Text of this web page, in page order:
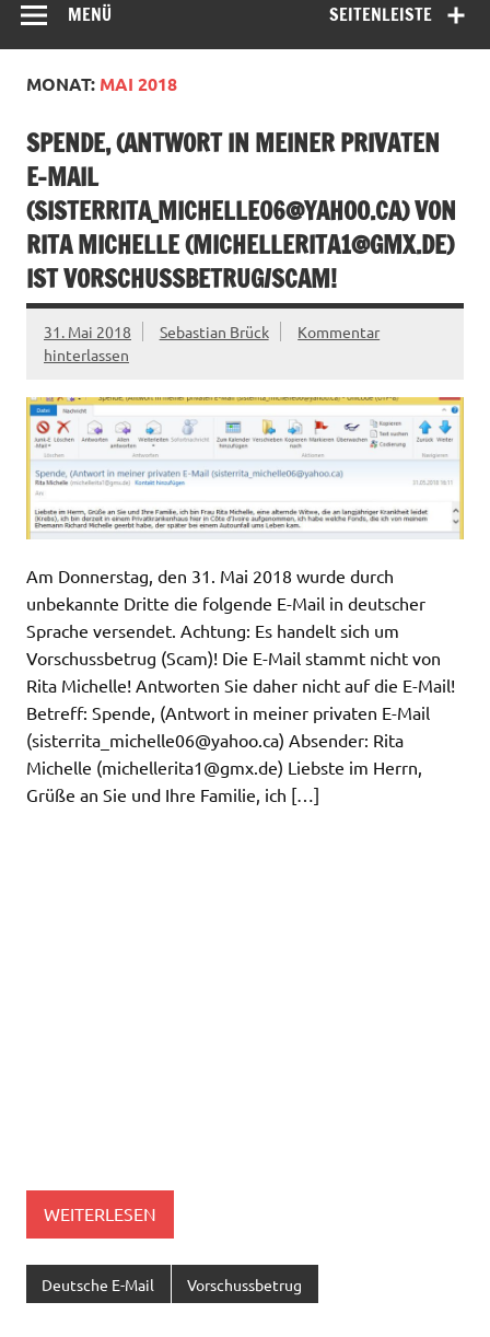
SEITENLEISTE
MENÜ
MONAT: MAI 2018
SPENDE, (ANTWORT IN MEINER PRIVATEN
E-MAIL
(SISTERRITA_MICHELLE06@YAHOO.CA) VON
RITA MICHELLE (MICHELLERITA1@GMX.DE)
IST VORSCHUSSBETRUG/SCAM!
31. Mai 2018 Sebastian Brück
Kommentar
hinterlassen
Am Donnerstag, den 31. Mai 2018 wurde durch
unbekannte Dritte die folgende E-Mail in deutscher
Sprache versendet. Achtung: Es handelt sich um
Vorschussbetrug (Scam)! Die E-Mail stammt nicht von
Rita Michelle! Antworten Sie daher nicht auf die E-Mail!
Betreff: Spende, (Antwort in meiner privaten E-Mail
(sisterrita_michelle06@yahoo.ca) Absender: Rita
Michelle (michellerita1@gmx.de) Liebste im Herrn,
Grüße an Sie und Ihre Familie, ich […]
WEITERLESEN
Deutsche E-Mail Vorschussbetrug